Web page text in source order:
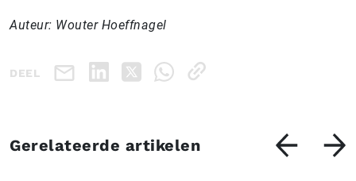
Auteur: Wouter Hoeffnagel
DEEL
Gerelateerde artikelen